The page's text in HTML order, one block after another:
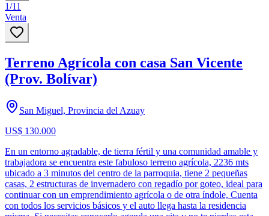
1/11
Venta
Terreno Agrícola con casa San Vicente
(Prov. Bolívar)
San Miguel, Provincia del Azuay
US$ 130.000
En un entorno agradable, de tierra fértil y una comunidad amable y
trabajadora se encuentra este fabuloso terreno agrícola, 2236 mts
ubicado a 3 minutos del centro de la parroquia, tiene 2 pequeñas
casas, 2 estructuras de invernadero con regadío por goteo, ideal para
continuar con un emprendimiento agrícola o de otra índole, Cuenta
con todos los servicios básicos y el auto llega hasta la residencia